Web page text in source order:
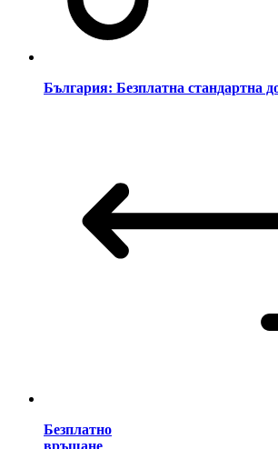
България: Безплатна стандартна
Безплатно
връщане